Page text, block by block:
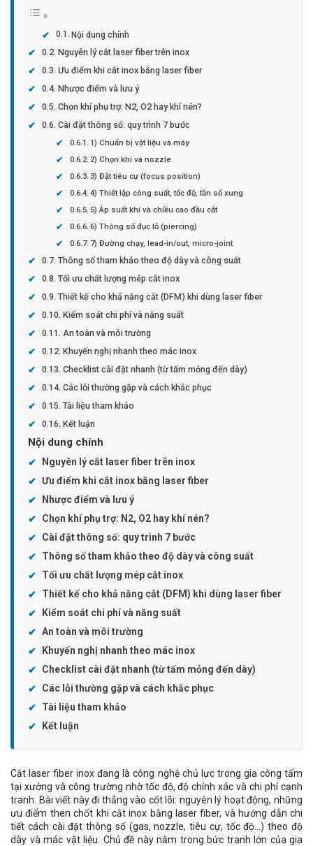
Nội dung chính
Nguyên lý cắt laser fiber trên inox
Ưu điểm khi cắt inox bằng laser fiber
Nhược điểm và lưu ý
Chọn khí phụ trợ: N2, O2 hay khí nén?
Cài đặt thông số: quy trình 7 bước
1) Chuẩn bị vật liệu và máy
2) Chọn khí và nozzle
3) Đặt tiêu cự (focus position)
4) Thiết lập công suất, tốc độ, tần số xung
5) Áp suất khí và chiều cao đầu cắt
6) Thông số đục lỗ (piercing)
7) Đường chạy, lead-in/out, micro-joint
Thông số tham khảo theo độ dày và công suất
Tối ưu chất lượng mép cắt inox
Thiết kế cho khả năng cắt (DFM) khi dùng laser fiber
Kiểm soát chi phí và năng suất
An toàn và môi trường
Khuyến nghị nhanh theo mác inox
Checklist cài đặt nhanh (từ tấm mỏng đến dày)
Các lỗi thường gặp và cách khắc phục
Tài liệu tham khảo
Kết luận
Nội dung chính
Nguyên lý cắt laser fiber trên inox
Ưu điểm khi cắt inox bằng laser fiber
Nhược điểm và lưu ý
Chọn khí phụ trợ: N2, O2 hay khí nén?
Cài đặt thông số: quy trình 7 bước
Thông số tham khảo theo độ dày và công suất
Tối ưu chất lượng mép cắt inox
Thiết kế cho khả năng cắt (DFM) khi dùng laser fiber
Kiểm soát chi phí và năng suất
An toàn và môi trường
Khuyến nghị nhanh theo mác inox
Checklist cài đặt nhanh (từ tấm mỏng đến dày)
Các lỗi thường gặp và cách khắc phục
Tài liệu tham khảo
Kết luận
Cắt laser fiber inox đang là công nghệ chủ lực trong gia công tấm
tại xưởng và công trường nhờ tốc độ, độ chính xác và chi phí cạnh
tranh. Bài viết này đi thẳng vào cốt lõi: nguyên lý hoạt động, những
ưu điểm then chốt khi cắt inox bằng laser fiber, và hướng dẫn chi
tiết cách cài đặt thông số (gas, nozzle, tiêu cự, tốc độ…) theo độ
dày và mác vật liệu. Chủ đề này nằm trong bức tranh lớn của gia